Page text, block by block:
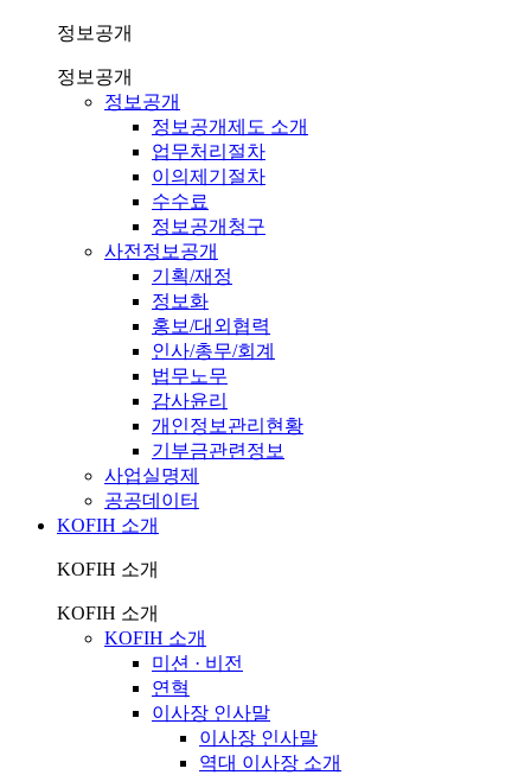
정보공개
정보공개
정보공개
정보공개제도 소개
업무처리절차
이의제기절차
수수료
정보공개청구
사전정보공개
기획/재정
정보화
홍보/대외협력
인사/총무/회계
법무노무
감사윤리
개인정보관리현황
기부금관련정보
사업실명제
공공데이터
KOFIH 소개
KOFIH 소개
KOFIH 소개
KOFIH 소개
미션 · 비전
연혁
이사장 인사말
이사장 인사말
역대 이사장 소개